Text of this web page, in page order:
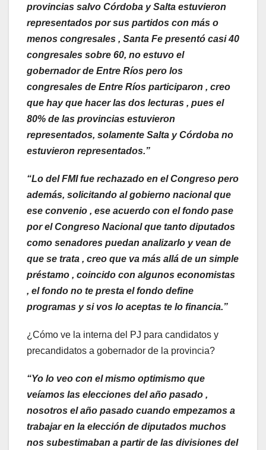
provincias salvo Córdoba y Salta estuvieron
representados por sus partidos con más o
menos congresales , Santa Fe presentó casi 40
congresales sobre 60, no estuvo el
gobernador de Entre Ríos pero los
congresales de Entre Ríos participaron , creo
que hay que hacer las dos lecturas , pues el
80% de las provincias estuvieron
representados, solamente Salta y Córdoba no
estuvieron representados.”
“Lo del FMI fue rechazado en el Congreso pero
además, solicitando al gobierno nacional que
ese convenio , ese acuerdo con el fondo pase
por el Congreso Nacional que tanto diputados
como senadores puedan analizarlo y vean de
que se trata , creo que va más allá de un simple
préstamo , coincido con algunos economistas
, el fondo no te presta el fondo define
programas y si vos lo aceptas te lo financia.”
¿Cómo ve la interna del PJ para candidatos y
precandidatos a gobernador de la provincia?
“Yo lo veo con el mismo optimismo que
veíamos las elecciones del año pasado ,
nosotros el año pasado cuando empezamos a
trabajar en la elección de diputados muchos
nos subestimaban a partir de las divisiones del